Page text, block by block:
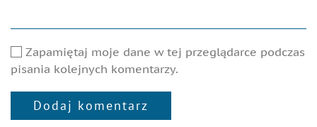
Zapamiętaj moje dane w tej przeglądarce podczas
pisania kolejnych komentarzy.
Dodaj komentarz